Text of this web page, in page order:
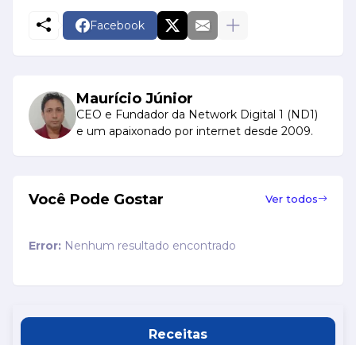
Facebook
Maurício Júnior
CEO e Fundador da Network Digital 1 (ND1)
e um apaixonado por internet desde 2009.
Você Pode Gostar Ver todos
Error: Nenhum resultado encontrado
Receitas